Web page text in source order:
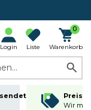
Login Liste
0
Warenkorb
Wir